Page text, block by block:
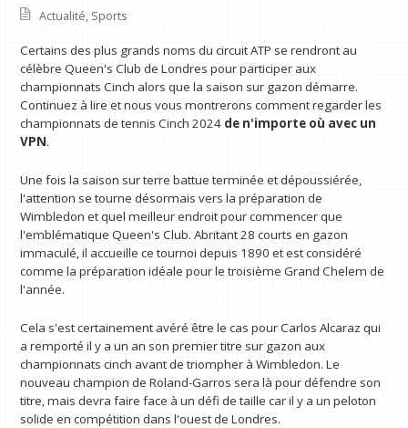
Actualité, Sports
Certains des plus grands noms du circuit ATP se rendront au
célèbre Queen's Club de Londres pour participer aux
championnats Cinch alors que la saison sur gazon démarre.
Continuez à lire et nous vous montrerons comment regarder les
championnats de tennis Cinch 2024 de n'importe où avec un
VPN.
Une fois la saison sur terre battue terminée et dépoussiérée,
l'attention se tourne désormais vers la préparation de
Wimbledon et quel meilleur endroit pour commencer que
l'emblématique Queen's Club. Abritant 28 courts en gazon
immaculé, il accueille ce tournoi depuis 1890 et est considéré
comme la préparation idéale pour le troisième Grand Chelem de
l'année.
Cela s'est certainement avéré être le cas pour Carlos Alcaraz qui
a remporté il y a un an son premier titre sur gazon aux
championnats cinch avant de triompher à Wimbledon. Le
nouveau champion de Roland-Garros sera là pour défendre son
titre, mais devra faire face à un défi de taille car il y a un peloton
solide en compétition dans l'ouest de Londres.